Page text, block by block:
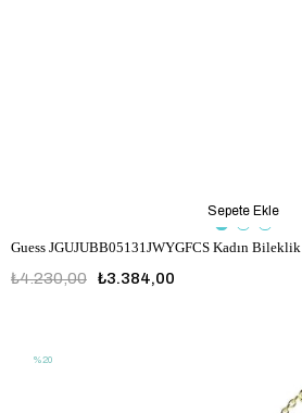
Guess JGUJUBB05131JWYGFCS Kadın Bileklik
₺3.384,00
₺4.230,00
Sepete Ekle
%20